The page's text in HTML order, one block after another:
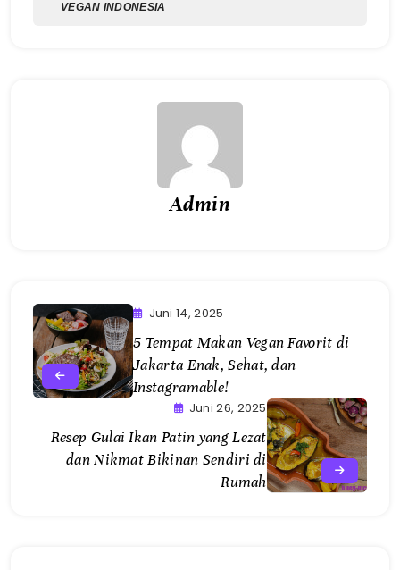
VEGAN INDONESIA
Admin
Juni 14, 2025
5 Tempat Makan Vegan Favorit di
Jakarta Enak, Sehat, dan
Instagramable!
Juni 26, 2025
Resep Gulai Ikan Patin yang Lezat
dan Nikmat Bikinan Sendiri di
Rumah